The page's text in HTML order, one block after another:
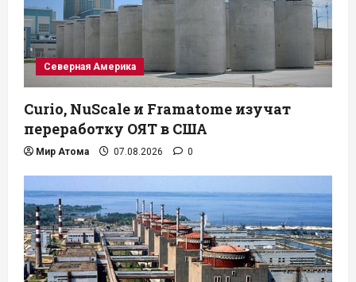
Северная Америка
Curio, NuScale и Framatome изучат
переработку ОЯТ в США
Мир Атома 07.08.2026 0